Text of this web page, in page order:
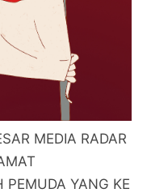
MEDIA RADAR
PEMUDA YANG KE